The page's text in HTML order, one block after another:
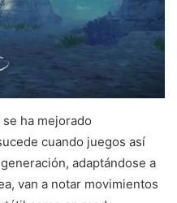
ha mejorado
cuando juegos así
adaptándose a
van a notar movimientos